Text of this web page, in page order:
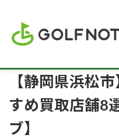
【静岡県浜松
すめ買取店舗8
ブ】